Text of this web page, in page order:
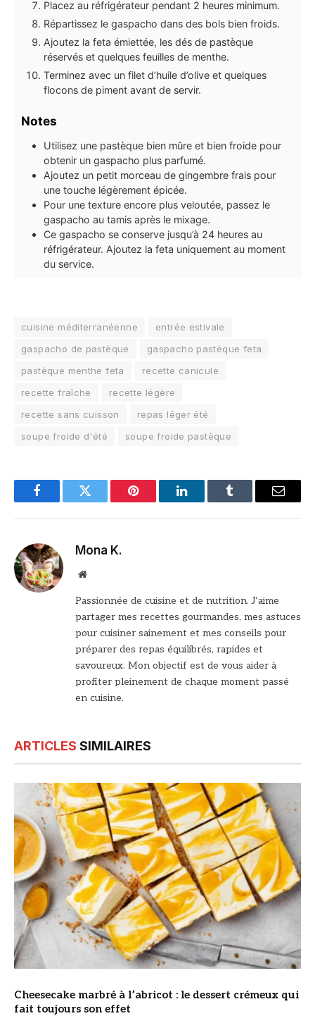
Placez au réfrigérateur pendant 2 heures minimum.
Répartissez le gaspacho dans des bols bien froids.
Ajoutez la feta émiettée, les dés de pastèque
réservés et quelques feuilles de menthe.
Terminez avec un filet d’huile d’olive et quelques
flocons de piment avant de servir.
Notes
Utilisez une pastèque bien mûre et bien froide pour
obtenir un gaspacho plus parfumé.
Ajoutez un petit morceau de gingembre frais pour
une touche légèrement épicée.
Pour une texture encore plus veloutée, passez le
gaspacho au tamis après le mixage.
Ce gaspacho se conserve jusqu’à 24 heures au
réfrigérateur. Ajoutez la feta uniquement au moment
du service.
cuisine méditerranéenne
entrée estivale
gaspacho de pastèque
gaspacho pastèque feta
pastèque menthe feta
recette canicule
recette fraîche
recette légère
recette sans cuisson
repas léger été
soupe froide d'été
soupe froide pastèque
FacebookTwitter Pinterest LinkedInTumblr Email
Mona K.
Site
Passionnée de cuisine et de nutrition. J’aime
partager mes recettes gourmandes, mes astuces
pour cuisiner sainement et mes conseils pour
préparer des repas équilibrés, rapides et
savoureux. Mon objectif est de vous aider à
profiter pleinement de chaque moment passé
en cuisine.
ARTICLES SIMILAIRES
Cheesecake marbré à l’abricot : le dessert crémeux qui
fait toujours son effet